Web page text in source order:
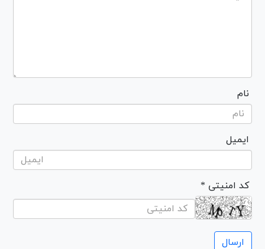
نام
ایمیل
* کد امنیتی